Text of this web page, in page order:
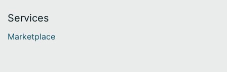
Services
Marketplace